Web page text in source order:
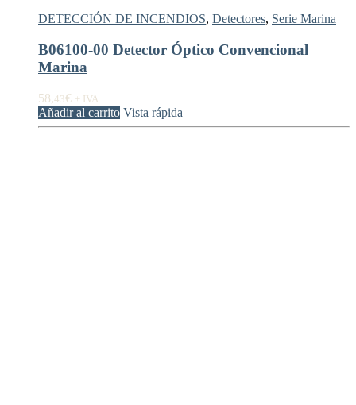
DETECCIÓN DE INCENDIOS, Detectores, Serie Marina
B06100-00 Detector Óptico Convencional
Marina
58,43€ + IVA
Añadir al carrito Vista rápida